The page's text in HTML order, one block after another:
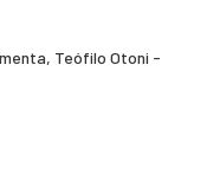
Teófilo Otoni -